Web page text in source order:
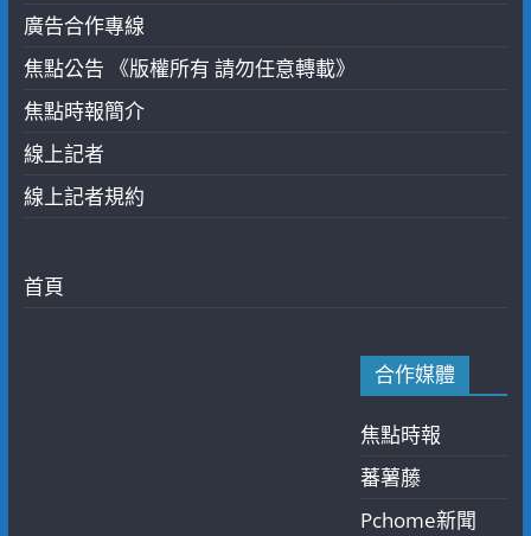
廣告合作專線
焦點公告 《版權所有 請勿任意轉載》
焦點時報簡介
線上記者
線上記者規約
首頁
合作媒體
焦點時報
蕃薯藤
Pchome新聞